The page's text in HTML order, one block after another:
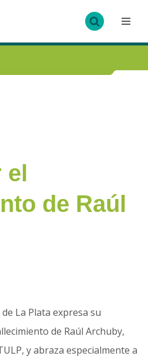
el
de Raúl
La Plata expresa su
de Raúl Archuby,
y abraza especialmente a